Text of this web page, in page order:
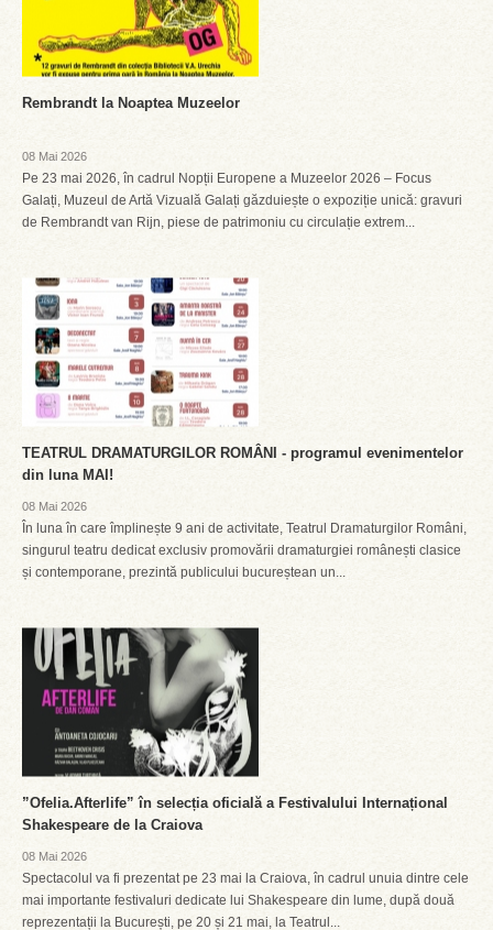
Rembrandt la Noaptea Muzeelor
08 Mai 2026
Pe 23 mai 2026, în cadrul Nopții Europene a Muzeelor 2026 – Focus
Galați, Muzeul de Artă Vizuală Galați găzduiește o expoziție unică: gravuri
de Rembrandt van Rijn, piese de patrimoniu cu circulație extrem...
TEATRUL DRAMATURGILOR ROMÂNI - programul evenimentelor
din luna MAI!
08 Mai 2026
În luna în care împlinește 9 ani de activitate, Teatrul Dramaturgilor Români,
singurul teatru dedicat exclusiv promovării dramaturgiei românești clasice
și contemporane, prezintă publicului bucureștean un...
”Ofelia.Afterlife” în selecția oficială a Festivalului Internațional
Shakespeare de la Craiova
08 Mai 2026
Spectacolul va fi prezentat pe 23 mai la Craiova, în cadrul unuia dintre cele
mai importante festivaluri dedicate lui Shakespeare din lume, după două
reprezentații la București, pe 20 și 21 mai, la Teatrul...